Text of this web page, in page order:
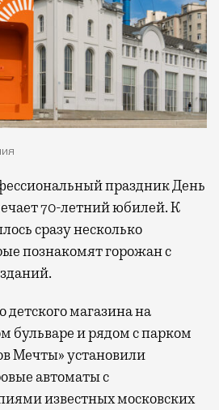
70-летний юбилей. К
сразу несколько
познакомят горожан с
детского магазина на
бульваре и рядом с парком
Мечты» установили
автоматы с
известных московских